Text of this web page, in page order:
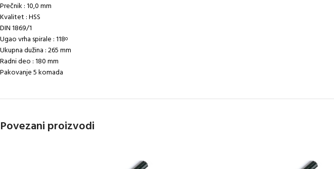
Prečnik : 10,0 mm
Kvalitet : HSS
DIN 1869/1
Ugao vrha spirale : 118o
Ukupna dužina : 265 mm
Radni deo : 180 mm
Pakovanje 5 komada
Povezani proizvodi